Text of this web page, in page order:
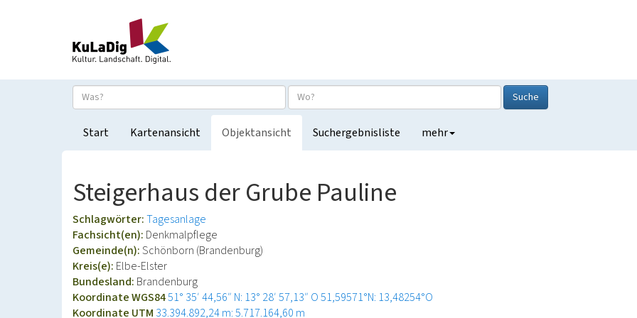
Suche
Start Kartenansicht Objektansicht Suchergebnisliste mehr
Steigerhaus der Grube Pauline
Schlagwörter:Tagesanlage
Fachsicht(en): Denkmalpflege
Gemeinde(n):Schönborn (Brandenburg)
Kreis(e): Elbe-Elster
Bundesland: Brandenburg
Koordinate WGS8451° 35′ 44,56″ N: 13° 28′ 57,13″ O51,59571°N: 13,48254°O
Koordinate UTM 33.394.892,24 m: 5.717.164,60 m